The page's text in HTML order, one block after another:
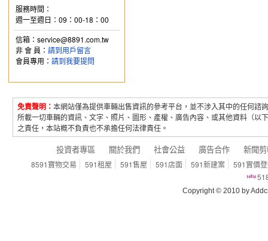
服務時間：
週一至週日：09：00-18：00
信箱：service@8891.com.tw
非 會 員： 請到用戶留言
會員專用： 請到我要提問
免責聲明： 本網站僅為提供車輛出售資訊的參考平台，並不涉入其中的任何
所載一切車輛的資訊、文字、照片、圖形、產權、廣告內容、或其他資料（
之責任，本站概不負責也不承擔任何法律責任。
投資者專區 關於我們 社會公益 廣告合作 新聞
8591寶物交易 591租屋 591售屋 591店面 591新建案
591實價
Copyright © 2010 by